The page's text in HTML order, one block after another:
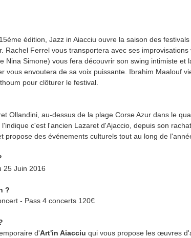
édition, Jazz in Aiacciu ouvre la saison des
Rachel Ferrel vous transportera avec ses
Nina Simone) vous fera découvrir son swing intimiste et
vous envoutera de sa voix puissante. Ibrahim Maalouf
pour clôturer le festival.
Ollandini, au-dessus de la plage Corse Azur dans le
l'indique c'est l'ancien Lazaret d'Ajaccio, depuis son
propose des événements culturels tout au long de
25 Juin 2016
?
- Pass 4 concerts 120€
d'Art'in Aiacciu qui vous propose les œuvres